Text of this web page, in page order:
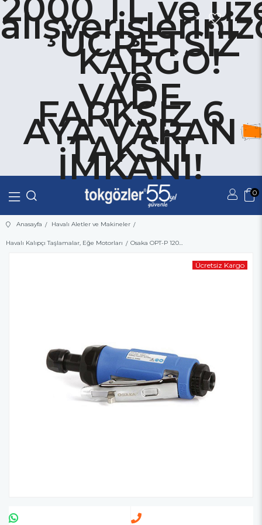
ÜCRETSİZ
KARGO!
ve
VADE
FARKSIZ 6
AYA VARAN
TAKSİT
İMKANI!
0
Üye Girişi
Anasayfa Havalı Aletler ve Makineler
Havalı Kalıpçı Taşlamalar, Eğe Motorları Osaka OPT-P 120 Havalı Kalıpçı Taşlama
Ücretsiz Kargo